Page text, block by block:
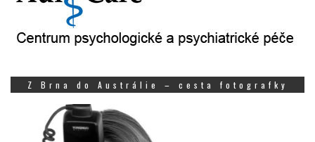
Z Brna do Austrálie – cesta fotografky